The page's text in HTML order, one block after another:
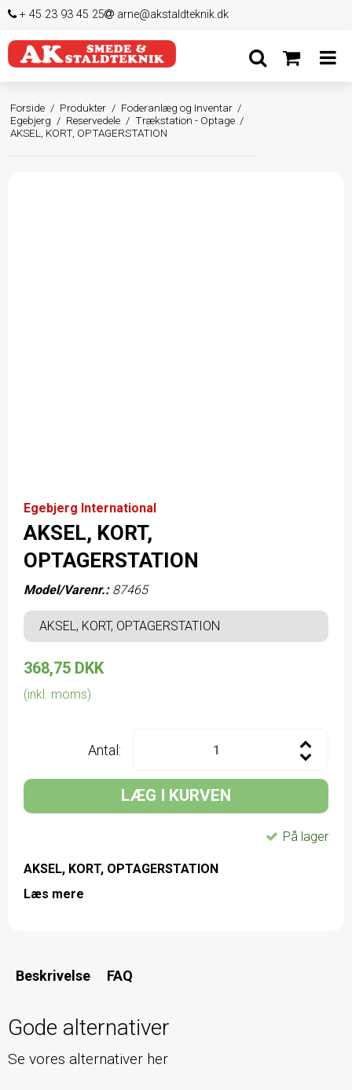
+ 45 23 93 45 25 arne@akstaldteknik.dk
Forside / Produkter / Foderanlæg og Inventar /
Egebjerg / Reservedele / Trækstation - Optage /
AKSEL, KORT, OPTAGERSTATION
Egebjerg International
AKSEL, KORT,
OPTAGERSTATION
Model/Varenr.: 87465
AKSEL, KORT, OPTAGERSTATION
368,75 DKK
(inkl. moms)
Antal:
LÆG I KURVEN
På lager
AKSEL, KORT, OPTAGERSTATION
Læs mere
Beskrivelse FAQ
Gode alternativer
Se vores alternativer her